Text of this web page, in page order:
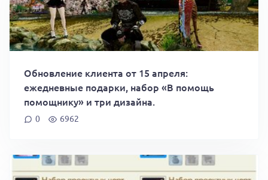
Обновление клиента от 15 апреля:
ежедневные подарки, набор «В помощь
помощнику» и три дизайна.
0 6962